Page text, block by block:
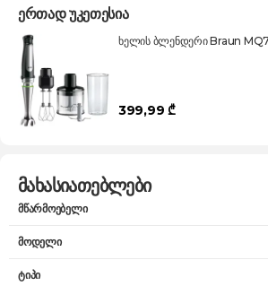
ერთად უკეთესია
ხელის ბლენდერი Braun
399,99 ₾
მახასიათებლები
მწარმოებელი
მოდელი
ტიპი